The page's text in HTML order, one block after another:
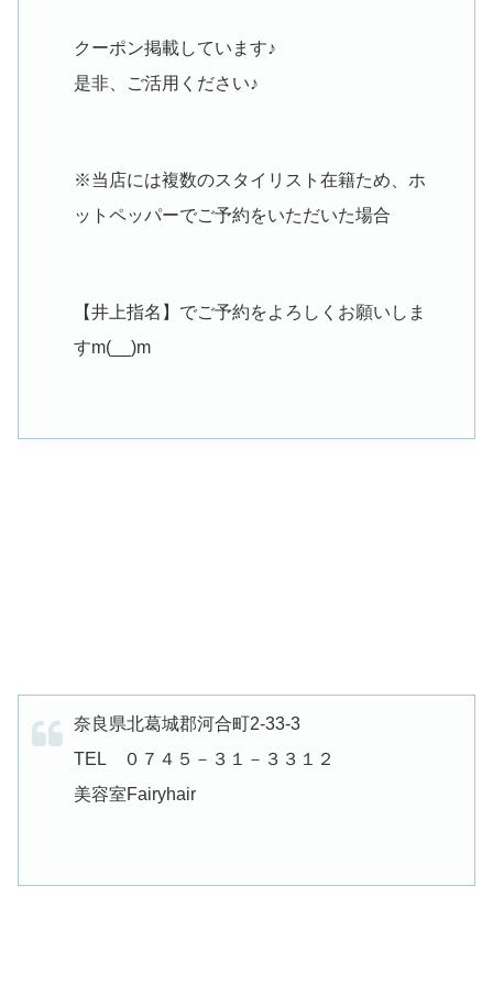
クーポン掲載しています♪
是非、ご活用ください♪
※当店には複数のスタイリスト在籍ため、ホ
ットペッパーでご予約をいただいた場合
【井上指名】でご予約をよろしくお願いしま
すm(__)m
奈良県北葛城郡河合町2-33-3
TEL ０７４５－３１－３３１２
美容室Fairyhair